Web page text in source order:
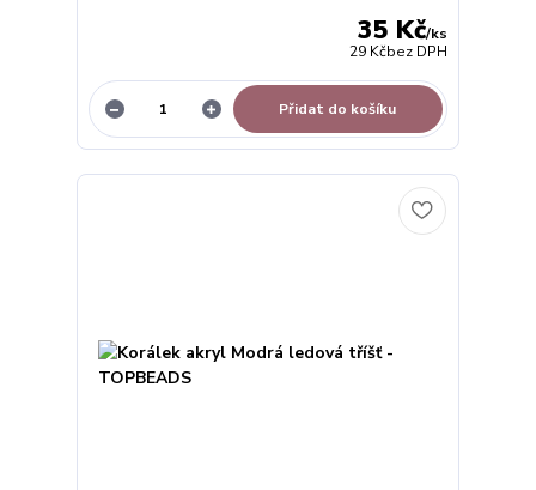
35 Kč/ks
29 Kčbez DPH
Přidat do košíku